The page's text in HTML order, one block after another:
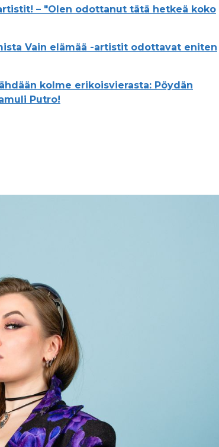
– "Olen odottanut tätä hetkeä koko
Vain elämää -artistit odottavat eniten
kolme erikoisvierasta: Pöydän
Putro!